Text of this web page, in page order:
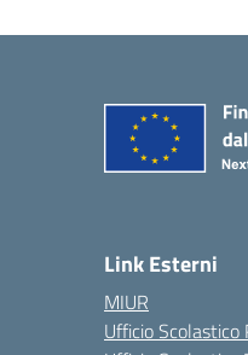
Link Esterni
MIUR
Ufficio Scolastico